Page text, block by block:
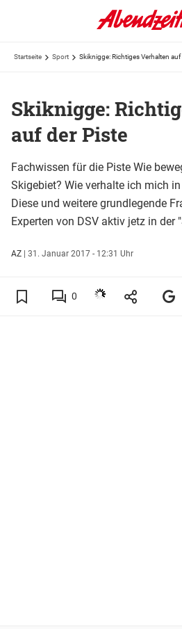
Startseite Sport Skiknigge: Richtiges Verhalten auf
Skiknigge:
auf der Piste
Fachwissen für die Piste Wie
Skigebiet? Wie verhalte ich mich
Diese und weitere grundlegende
Experten von DSV aktiv jetz in der
AZ | 31. Januar 2017 - 12:31 Uhr
0